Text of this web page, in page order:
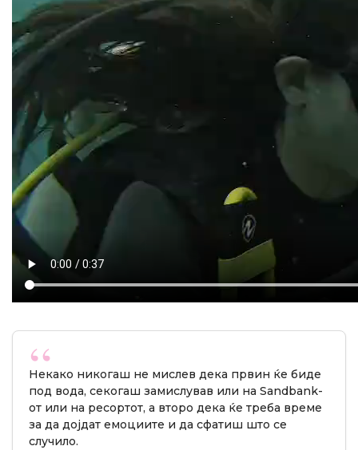
Некако никогаш не мислев дека првин ќе биде
под вода, секогаш замислував или на Sandbank-
от или на ресортот, а второ дека ќе треба време
за да дојдат емоциите и да сфатиш што се
случило.